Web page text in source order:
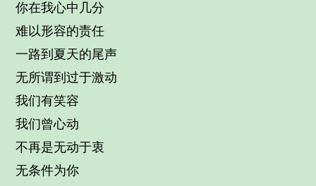
你在我心中几分
难以形容的责任
一路到夏天的尾声
无所谓到过于激动
我们有笑容
我们曾心动
不再是无动于衷
无条件为你